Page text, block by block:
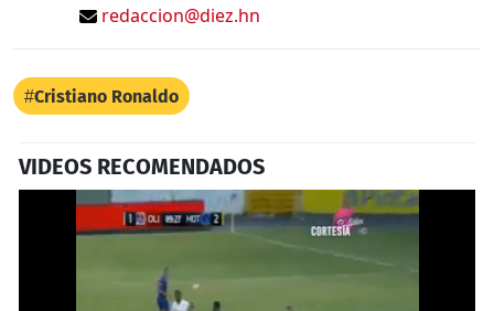
redaccion@diez.hn
Cristiano Ronaldo
VIDEOS RECOMENDADOS